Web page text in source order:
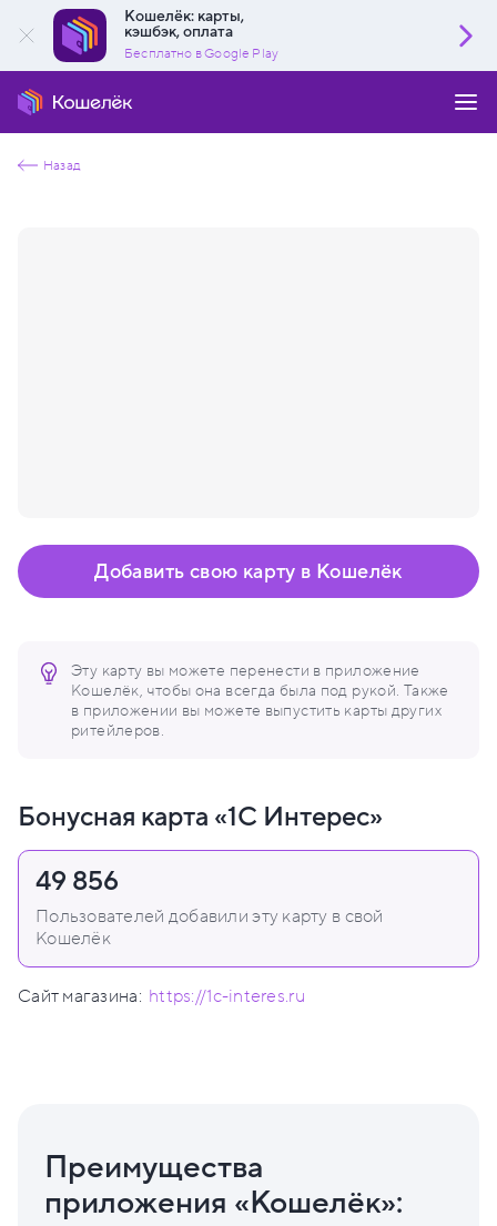
Кошелёк: карты,
кэшбэк, оплата
Бесплатно в Google Play
Назад
Эту карту вы можете перенести в приложение
Кошелёк, чтобы она всегда была под рукой. Также
в приложении вы можете выпустить карты других
ритейлеров.
Добавить свою карту в Кошелёк
Бонусная карта «1С Интерес»
49 856
Пользователей добавили эту карту в свой
Кошелёк
Сайт магазина: https://1c-interes.ru
Преимущества
приложения «Кошелёк»: